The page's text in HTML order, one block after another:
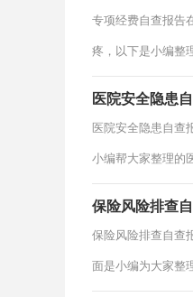
专项经费自查报告
疼，以下是小编整
医院安全隐患
医院安全隐患自查
小编帮大家整理的
保险风险排查
保险风险排查自查
面是小编为大家整